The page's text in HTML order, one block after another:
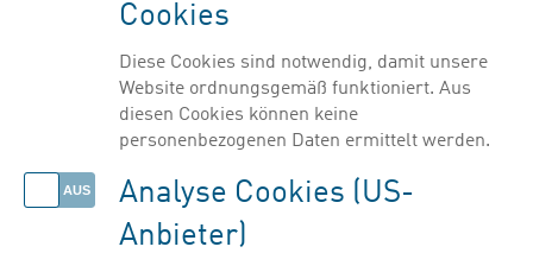
Zum Wohle der Patientinnen und Patienten.
Für den Fortschritt. Für die Wirtschaft.
Forderungen einer modernen Pharmaindustrie
Cookies
Diese Cookies sind notwendig, damit unsere
Website ordnungsgemäß funktioniert. Aus
diesen Cookies können keine
personenbezogenen Daten ermittelt werden.
Analyse Cookies (US-
Anbieter)